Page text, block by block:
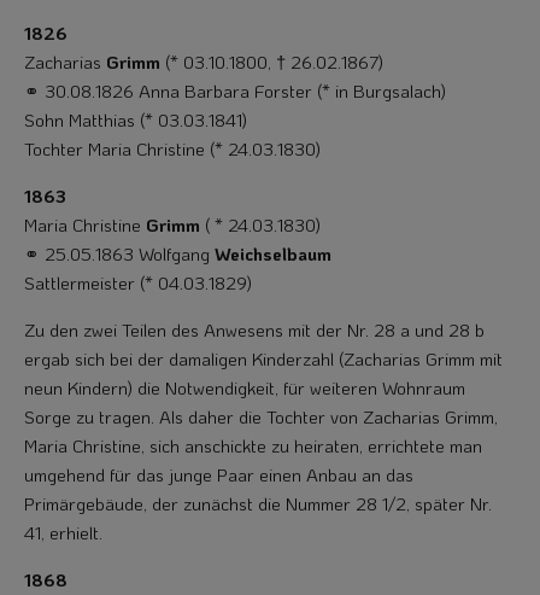
1826
Zacharias Grimm (* 03.10.1800, † 26.02.1867)
⚭ 30.08.1826 Anna Barbara Forster (* in Burgsalach)
Sohn Matthias (* 03.03.1841)
Tochter Maria Christine (* 24.03.1830)
1863
Maria Christine Grimm ( * 24.03.1830)
⚭ 25.05.1863 Wolfgang Weichselbaum
Sattlermeister (* 04.03.1829)
Zu den zwei Teilen des Anwesens mit der Nr. 28 a und 28 b
ergab sich bei der da­maligen Kinderzahl (Zacharias Grimm mit
neun Kindern) die Notwendigkeit, für weiteren Wohnraum
Sorge zu tragen. Als daher die Tochter von Zacharias Grimm,
Maria Christine, sich anschickte zu heiraten, errichtete man
umgehend für das junge Paar einen Anbau an das
Primärgebäude, der zunächst die Nummer 28 1/2, später Nr.
41, erhielt.
1868